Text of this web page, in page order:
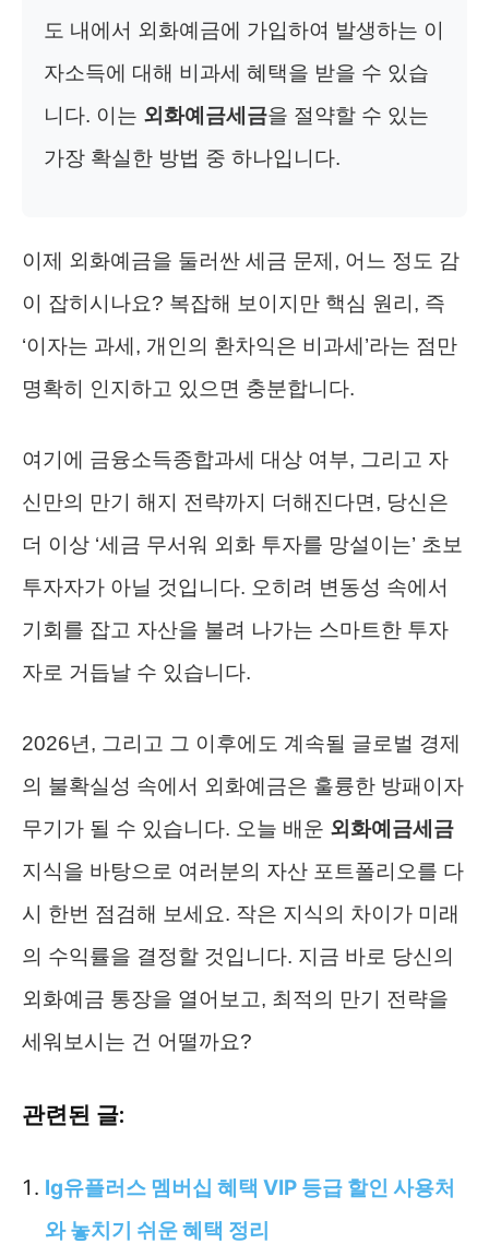
도 내에서 외화예금에 가입하여 발생하는 이
자소득에 대해 비과세 혜택을 받을 수 있습
니다. 이는 외화예금세금을 절약할 수 있는
가장 확실한 방법 중 하나입니다.
이제 외화예금을 둘러싼 세금 문제, 어느 정도 감
이 잡히시나요? 복잡해 보이지만 핵심 원리, 즉
‘이자는 과세, 개인의 환차익은 비과세’라는 점만
명확히 인지하고 있으면 충분합니다.
여기에 금융소득종합과세 대상 여부, 그리고 자
신만의 만기 해지 전략까지 더해진다면, 당신은
더 이상 ‘세금 무서워 외화 투자를 망설이는’ 초보
투자자가 아닐 것입니다. 오히려 변동성 속에서
기회를 잡고 자산을 불려 나가는 스마트한 투자
자로 거듭날 수 있습니다.
2026년, 그리고 그 이후에도 계속될 글로벌 경제
의 불확실성 속에서 외화예금은 훌륭한 방패이자
무기가 될 수 있습니다. 오늘 배운 외화예금세금
지식을 바탕으로 여러분의 자산 포트폴리오를 다
시 한번 점검해 보세요. 작은 지식의 차이가 미래
의 수익률을 결정할 것입니다. 지금 바로 당신의
외화예금 통장을 열어보고, 최적의 만기 전략을
세워보시는 건 어떨까요?
관련된 글:
lg유플러스 멤버십 혜택 VIP 등급 할인 사용처
와 놓치기 쉬운 혜택 정리